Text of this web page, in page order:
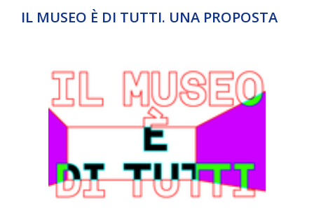
IL MUSEO È DI TUTTI. UNA PROPOSTA